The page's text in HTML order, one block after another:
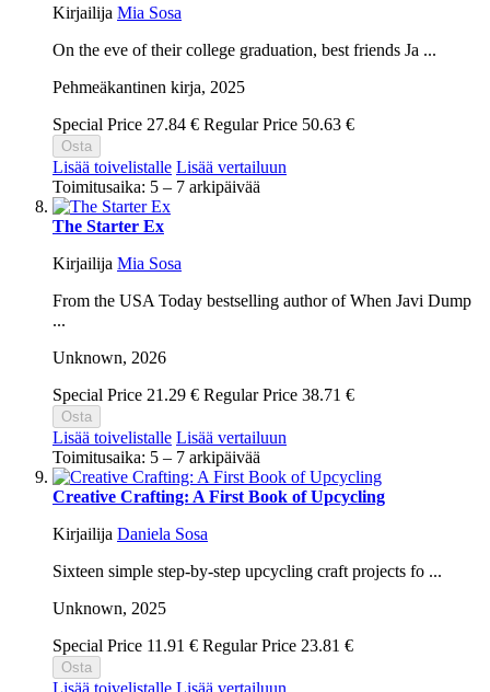
Kirjailija Mia Sosa
On the eve of their college graduation, best friends Ja ...
Pehmeäkantinen kirja, 2025
Special Price 27.84 € Regular Price 50.63 €
Osta
Lisää toivelistalle Lisää vertailuun
Toimitusaika: 5 – 7 arkipäivää
The Starter Ex
Kirjailija Mia Sosa
From the USA Today bestselling author of When Javi Dump
...
Unknown, 2026
Special Price 21.29 € Regular Price 38.71 €
Osta
Lisää toivelistalle Lisää vertailuun
Toimitusaika: 5 – 7 arkipäivää
Creative Crafting: A First Book of Upcycling
Kirjailija Daniela Sosa
Sixteen simple step-by-step upcycling craft projects fo ...
Unknown, 2025
Special Price 11.91 € Regular Price 23.81 €
Osta
Lisää toivelistalle Lisää vertailuun